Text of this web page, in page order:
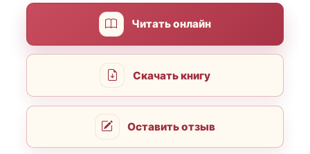
Читать онлайн
Скачать книгу
Оставить отзыв